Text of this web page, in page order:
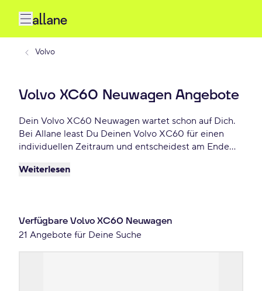
Volvo
Volvo XC60 Neuwagen Angebote
Dein Volvo XC60 Neuwagen wartet schon auf Dich.
Bei Allane least Du Deinen Volvo XC60 für einen
individuellen Zeitraum und entscheidest am Ende
zurückgeben willst. Finde das perfekte Volvo XC60
Weiterlesen
Verfügbare Volvo XC60 Neuwagen
21 Angebote für Deine Suche